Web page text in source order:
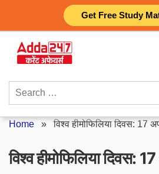
Get Free Study
content
Search
Home »विश्व हीमोफिलिया दिवस: 17
विश्व हीमोफिलिया दिवस: